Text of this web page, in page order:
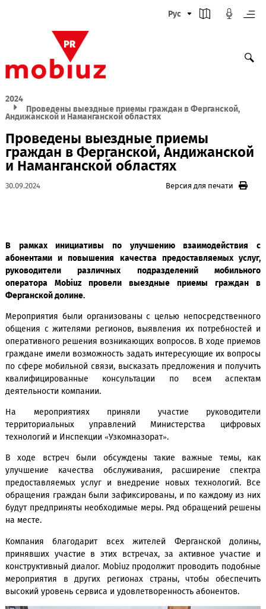
Рус
2024
Проведены выездные приемы граждан в Ферганской,
Проведены выездные приемы
граждан в Ферганской,
и Наманганской областях
В рамках инициативы по улучшению
абонентами и повышения качества предоставляемых
руководители различных подразделений
оператора Mobiuzпровели выездные приемы
Ферганской долине.
Мероприятия были организованы с целью
общения с жителями регионов, выявления их
оперативного решения возникающих вопросов. В ходе
граждане имели возможность задать интересующие их
по сфере мобильной связи, высказать предложения и
квалифицированные консультации по всем
деятельности компании.
На мероприятиях приняли участие
территориальных управлений Министерства
технологий и Инспекции «Узкомназорат».
В ходе встреч были обсуждены такие важные
улучшение качества обслуживания, расширение
предоставляемых услуг и внедрение новых
обращения граждан были зафиксированы, и по каждому
будут предприняты необходимые меры. Ряд обращений
на месте.